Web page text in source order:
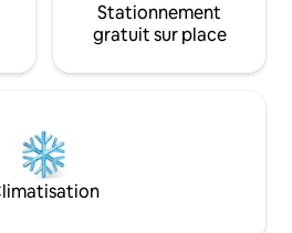
Stationnement
gratuit sur place